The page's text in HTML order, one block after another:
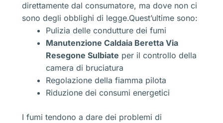
direttamente dal consumatore, ma dove non ci
sono degli obblighi di legge.Quest’ultime sono:
Pulizia delle condutture dei fumi
Manutenzione Caldaia Beretta Via
Resegone Sulbiate per il controllo della
camera di bruciatura
Regolazione della fiamma pilota
Riduzione dei consumi energetici
I fumi tendono a dare dei problemi di